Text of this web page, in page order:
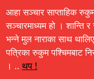
आहा सञ्चार साप्ताहिक
सञ्चारमाध्यम हो । शान्ति र
भन्ने मुल नाराका साथ
पत्रिका रुकुम पश्चिमबाट
। .. थप !